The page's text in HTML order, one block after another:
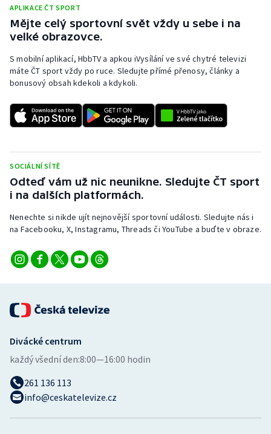
Ragby
Rychlobruslení
Rychlostní kanoistika
Short track
Stolní tenis
Triatlon
Veslování
Vodní slalom
Ostatní
APLIKACE ČT SPORT
Mějte celý sportovní svět vždy u sebe i na
velké obrazovce.
S mobilní aplikací, HbbTV a apkou iVysílání ve své chytré televizi
máte ČT sport vždy po ruce. Sledujte přímé přenosy, články a
bonusový obsah kdekoli a kdykoli.
SOCIÁLNÍ SÍTĚ
Odteď vám už nic neunikne. Sledujte ČT sport
i na dalších platformách.
Nenechte si nikde ujít nejnovější sportovní události. Sledujte nás i
na Facebooku, X, Instagramu, Threads či YouTube a buďte v obraze.
Divácké centrum
každý všední den:8:00—16:00 hodin
261 136 113
info@ceskatelevize.cz